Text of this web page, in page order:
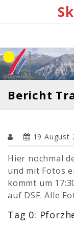
Bericht
19 August
Hier nochmal
und mit Fotos
kommt um
auf DSF. Alle
Tag 0: